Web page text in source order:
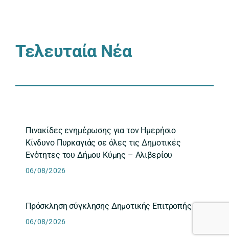
Τελευταία Νέα
Πινακίδες ενημέρωσης για τον Ημερήσιο
Κίνδυνο Πυρκαγιάς σε όλες τις Δημοτικές
Ενότητες του Δήμου Κύμης – Αλιβερίου
06/08/2026
Πρόσκληση σύγκλησης Δημοτικής Επιτροπής
06/08/2026